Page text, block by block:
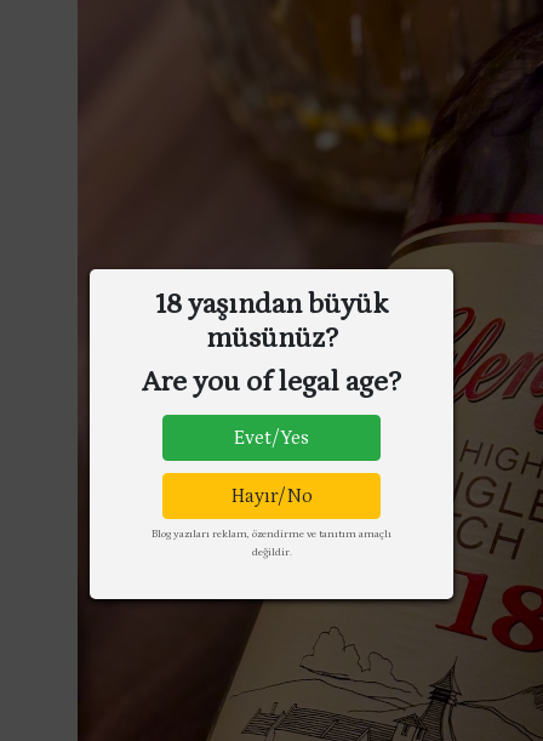
18 yaşından büyük
müsünüz?
Are you of legal age?
Evet/Yes
Hayır/No
Blog yazıları reklam, özendirme ve tanıtım amaçlı
değildir.